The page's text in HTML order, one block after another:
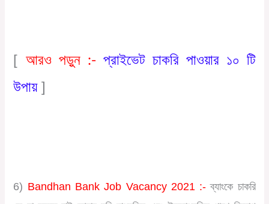
[আরও পড়ুন :- প্রাইভেট চাকরি পাওয়ার ১০ টি
উপায়]
6) Bandhan Bank Job Vacancy 2021 :- ব্যাংকে চাকরি